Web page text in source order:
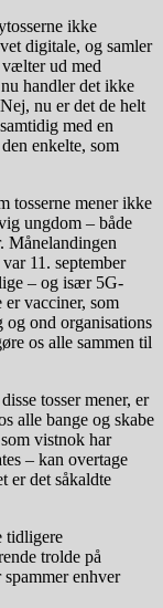
ikke
digitale, og samler
ud med
handler det ikke
nu er det de helt
med en
enkelte, som
tosserne mener ikke
ungdom – både
Månelandingen
11. september
– og især 5G-
vacciner, som
og ond organisations
os alle sammen til
tosser mener, er
alle bange og skabe
vistnok har
– kan overtage
er det såkaldte
tidligere
trolde på
enhver